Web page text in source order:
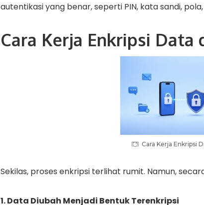
autentikasi yang benar, seperti PIN, kata sandi,
Cara Kerja Enkripsi Data
Cara Kerja Enkripsi
Sekilas, proses enkripsi terlihat rumit. Namun,
1. Data Diubah Menjadi Bentuk Terenkripsi